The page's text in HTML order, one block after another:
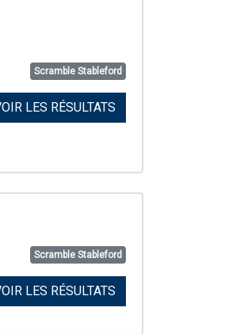
Scramble Stableford
LES RÉSULTATS
Scramble Stableford
LES RÉSULTATS